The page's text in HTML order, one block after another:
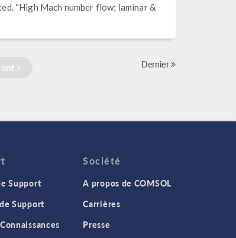
“High Mach number flow; laminar &
Dernier
Support
Support
Société
A propos de COMSOL
Carrières
Presse